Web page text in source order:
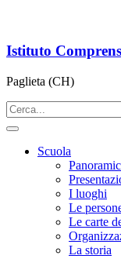
Istituto
Paglieta (CH)
Scuola
I luoghi
Le
Le carte
La storia